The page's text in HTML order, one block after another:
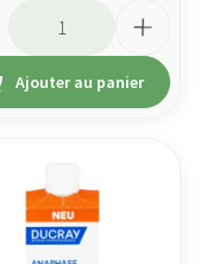
Ajouter au panier